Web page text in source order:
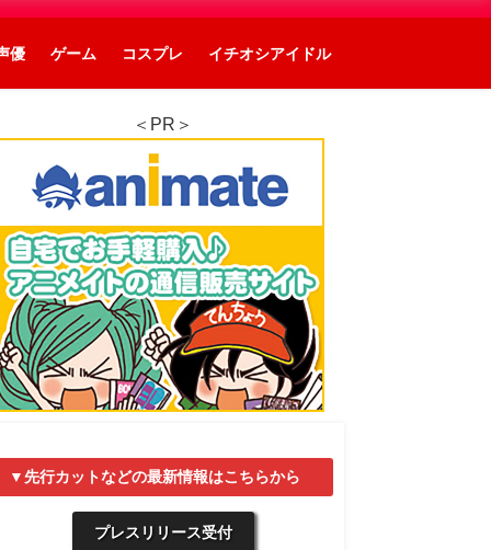
優 ゲーム コスプレ イチオシアイドル
＜PR＞
▼先行カットなどの最新情報はこちらから
プレスリリース受付